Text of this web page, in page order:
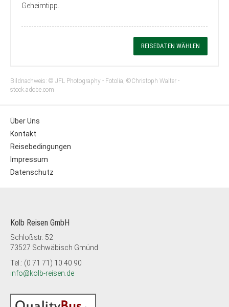
Geheimtipp.
REISEDATEN WÄHLEN
Bildnachweis: © JFL Photography - Fotolia, ©Christoph Walter -
stock.adobe.com
Über Uns
Kontakt
Reisebedingungen
Impressum
Datenschutz
Kolb Reisen GmbH
Schloßstr. 52
73527 Schwäbisch Gmünd
Tel.: (0 71 71) 10 40 90
info@kolb-reisen.de